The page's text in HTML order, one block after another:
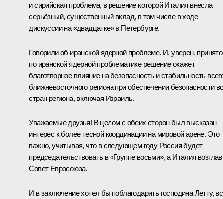
и сирийская проблема, в решение которой Италия внесла
серьёзный, существенный вклад, в том числе в ходе
дискуссии на «двадцатке» в Петербурге.
Говорили об иранской ядерной проблеме. И, уверен,
по иранской ядерной проблематике решение окажет
благотворное влияние на безопасность и стабильность
ближневосточного региона при обеспечении безопасности
стран региона, включая Израиль.
Уважаемые друзья! В целом с обеих сторон был высказан
интерес к более тесной координации на мировой арене. Это
важно, учитывая, что в следующем году Россия будет
председательствовать в «Группе восьми», а Италия
Совет Евросоюза.
И в заключение хотел бы поблагодарить господина Летту,